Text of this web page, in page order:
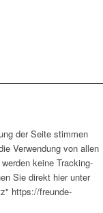
der Seite stimmen
Verwendung von allen
keine Tracking-
Sie direkt hier unter
https://freunde-